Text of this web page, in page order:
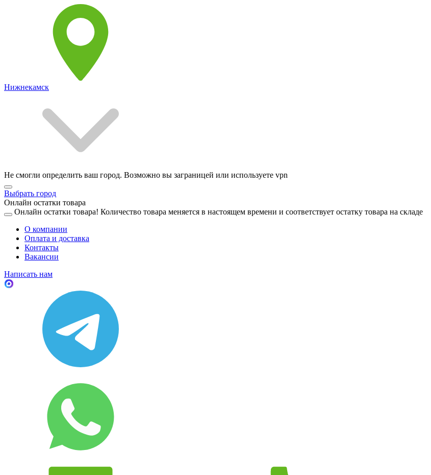
Нижнекамск
Не смогли определить ваш город. Возможно вы заграницей или используете vpn
Выбрать город
Онлайн остатки товара
Онлайн остатки товара! Количество товара меняется в настоящем времени и соответствует остатку товара на складе
О компании
Оплата и доставка
Контакты
Вакансии
Написать нам